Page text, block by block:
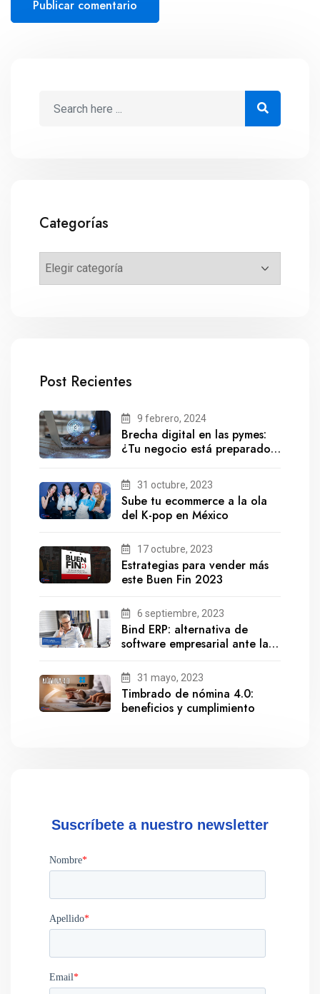
Categorías
Post Recientes
9 febrero, 2024
Brecha digital en las pymes:
¿Tu negocio está preparado
31 octubre, 2023
Sube tu ecommerce a la ola
del K-pop en México
17 octubre, 2023
Estrategias para vender más
este Buen Fin 2023
6 septiembre, 2023
Bind ERP: alternativa de
software empresarial ante la
31 mayo, 2023
Timbrado de nómina 4.0:
beneficios y cumplimiento
Suscríbete a nuestro newsletter